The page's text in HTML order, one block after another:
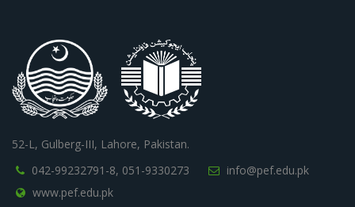
52-L, Gulberg-III, Lahore, Pakistan.
042-99232791-8, 051-9330273
info@pef.edu.pk
www.pef.edu.pk